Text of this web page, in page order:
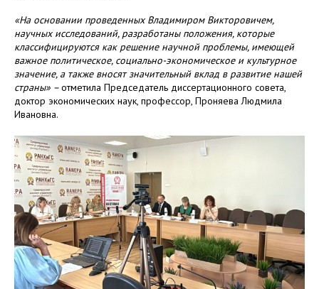
«На основании проведенных Владимиром Викторовичем,
научных исследований, разработаны положения, которые
классифицируются как решение научной проблемы, имеющей
важное политическое, социально-экономическое и культурное
значение, а также вносят значительный вклад в развитие нашей
страны» –отметила Председатель диссертационного совета,
доктор экономических наук, профессор, Проняева Людмила
Ивановна.